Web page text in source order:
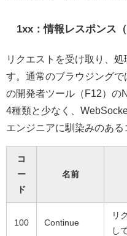
1xx：情報レスポンス
リクエストを受け取り、
す。通常のブラウジング
の開発者ツール（F12）の
4種類と少なく、
エンジニアに馴染みのある
コ
ー
ド
名前
100 Continue
リ
し